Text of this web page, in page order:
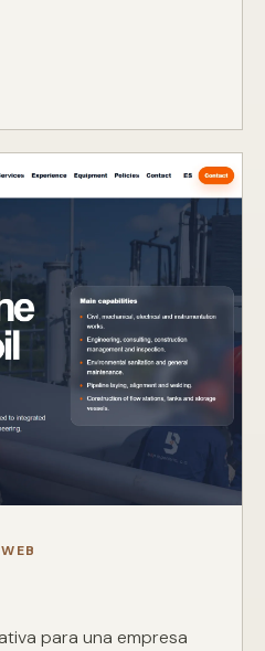
para una empresa